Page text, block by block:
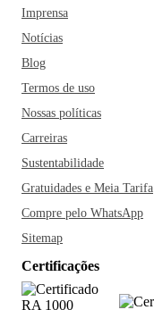
Imprensa
Notícias
Blog
Termos de uso
Nossas políticas
Carreiras
Sustentabilidade
Gratuidades e Meia Tarifa
Compre pelo WhatsApp
Sitemap
Certificações